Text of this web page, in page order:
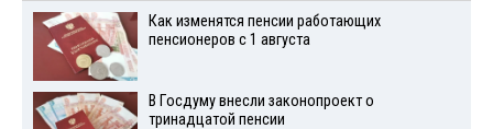
Как изменятся пенсии работающих
пенсионеров с 1 августа
В Госдуму внесли законопроект о
тринадцатой пенсии